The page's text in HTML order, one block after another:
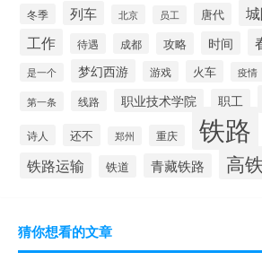
冬季 列车 北京 员工 唐代
工作 待遇 成都 攻略 时间
是一个 梦幻西游 游戏 火车 疫情
第一条 线路 职业技术学院 职工
诗人 还不 郑州 重庆 铁路
铁路运输 铁道 青藏铁路 高
猜你想看的文章